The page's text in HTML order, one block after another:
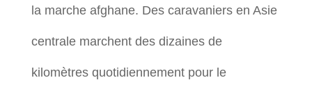
la marche afghane. Des caravaniers en Asie
centrale marchent des dizaines de
kilomètres quotidiennement pour le